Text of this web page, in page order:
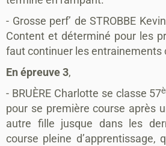
- Grosse perf’ de STROBBE
Content et déterminé pour les
faut continuer les entrainements
En épreuve 3,
- BRUÈRE Charlotte se classe 57
pour se première course après
autre fille jusque dans les
course pleine d’apprentissage,